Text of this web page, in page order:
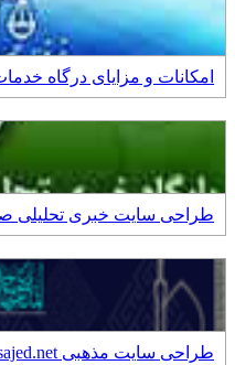
امکانات و مزایای درگاه
طراحی سایت خبری تحلیلی
طراحی سایت مذهبی masajed.net